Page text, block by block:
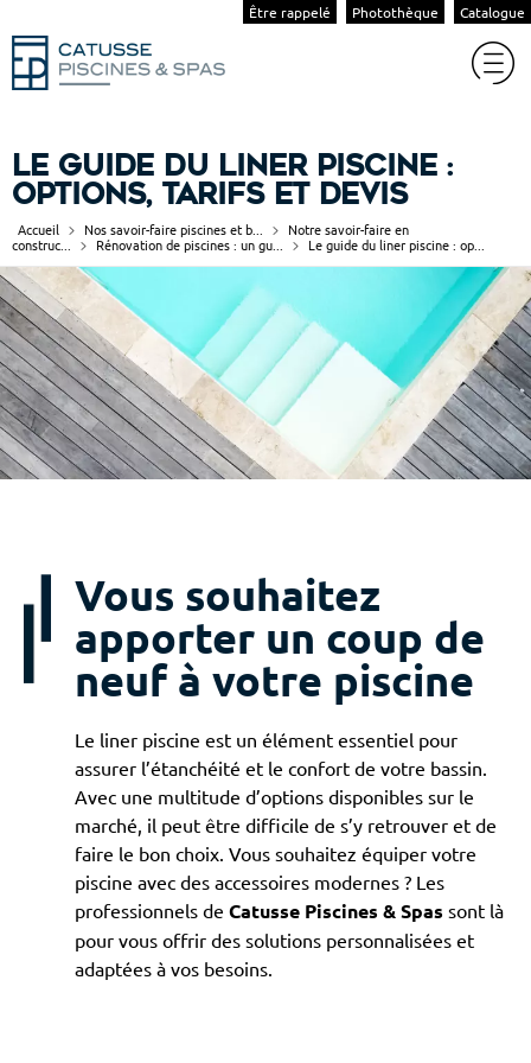
Être rappelé Photothèque Catalogue
Le guide du liner piscine :
options, tarifs et devis
Accueil Nos savoir-faire piscines et b...
Notre savoir-faire en
construc...
Rénovation de piscines : un gu... Le guide du liner piscine : op...
Vous souhaitez
apporter un coup de
neuf à votre piscine
Le liner piscine est un élément essentiel pour
assurer l’étanchéité et le confort de votre bassin.
Avec une multitude d’options disponibles sur le
marché, il peut être difficile de s’y retrouver et de
faire le bon choix. Vous souhaitez équiper votre
piscine avec des accessoires modernes ? Les
professionnels de Catusse Piscines & Spas sont là
pour vous offrir des solutions personnalisées et
adaptées à vos besoins.